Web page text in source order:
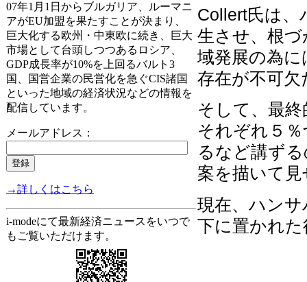
07年1月1日からブルガリア、ルーマニ
アがEU加盟を果たすことが決まり、
巨大化する欧州・中東欧に続き、巨大
市場として台頭しつつあるロシア、
GDP成長率が10%を上回るバルト3
国、国営企業の民営化を急ぐCIS諸国
といった地域の経済状況などの情報を
配信しています。
メールアドレス：
→詳しくはこちら
i-modeにて最新経済ニュースをいつで
もご覧いただけます。
Collert氏は、
生させ、根
域発展の為
存在が不可
そして、最
それぞれ５
るなど講ず
案を描いて
現在、ハン
下に置かれ